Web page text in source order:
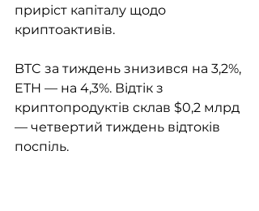
приріст капіталу щодо
криптоактивів.
BTC за тиждень знизився на 3,2%,
ETH — на 4,3%. Відтік з
криптопродуктів склав $0,2 млрд
— четвертий тиждень відтоків
поспіль.